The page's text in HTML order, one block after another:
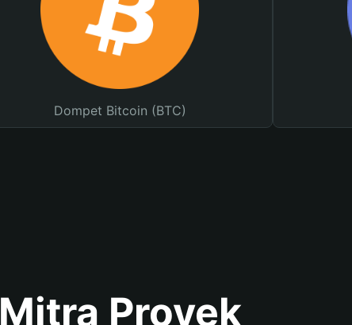
Dompet Bitcoin (BTC)
Mitra Proyek